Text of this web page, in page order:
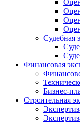
Судебная
Финансовая
Бизнес-
Строительная